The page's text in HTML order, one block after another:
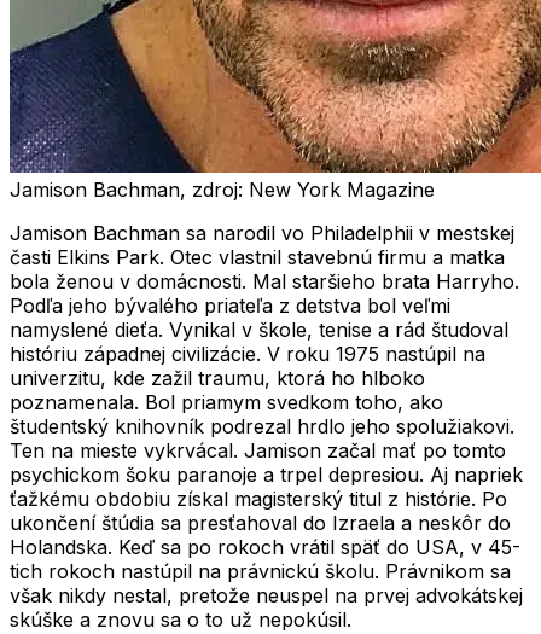
Jamison Bachman, zdroj: New York Magazine
Jamison Bachman sa narodil vo Philadelphii v mestskej
časti Elkins Park. Otec vlastnil stavebnú firmu a matka
bola ženou v domácnosti. Mal staršieho brata Harryho.
Podľa jeho bývalého priateľa z detstva bol veľmi
namyslené dieťa. Vynikal v škole, tenise a rád študoval
históriu západnej civilizácie. V roku 1975 nastúpil na
univerzitu, kde zažil traumu, ktorá ho hlboko
poznamenala. Bol priamym svedkom toho, ako
študentský knihovník podrezal hrdlo jeho spolužiakovi.
Ten na mieste vykrvácal. Jamison začal mať po tomto
psychickom šoku paranoje a trpel depresiou. Aj napriek
ťažkému obdobiu získal magisterský titul z histórie. Po
ukončení štúdia sa presťahoval do Izraela a neskôr do
Holandska. Keď sa po rokoch vrátil späť do USA, v 45-
tich rokoch nastúpil na právnickú školu. Právnikom sa
však nikdy nestal, pretože neuspel na prvej advokátskej
skúške a znovu sa o to už nepokúsil.